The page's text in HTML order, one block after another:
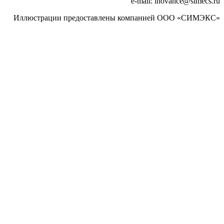
Иллюстрации предоставлены компанией ООО «СИМЭКС»